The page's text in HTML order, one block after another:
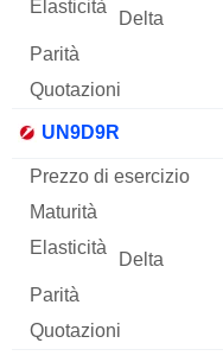
UN9D9R